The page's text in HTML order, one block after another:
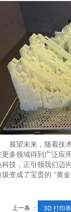
展望未来，随着技
更多领域得到广泛应
科技，正引领我们迈
圾变成了宝贵的 “黄金
上一条 ： 3D 打印